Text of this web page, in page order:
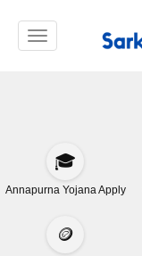
Toggle navigation
🎓
Annapurna Yojana Apply
🪙